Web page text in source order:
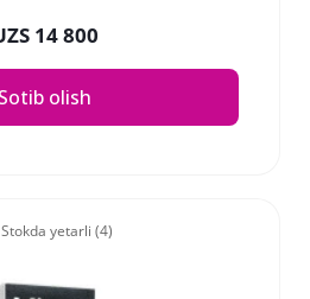
14 800
Sotib olish
Stokda yetarli (4)